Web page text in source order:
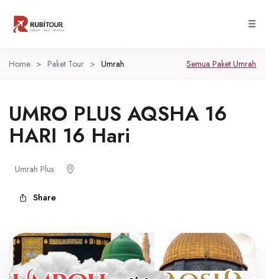
☰
Home > Paket Tour > Umrah Semua Paket Umrah
UMRO PLUS AQSHA 16
HARI 16 Hari
Umrah Plus
Share